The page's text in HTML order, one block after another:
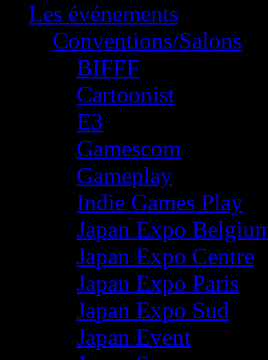
Les événements
Conventions/Salons
BIFFF
Cartoonist
E3
Gamescom
Gameplay
Indie Games Play
Japan Expo
Japan Expo Centre
Japan Expo Paris
Japan Expo Sud
Japan Event